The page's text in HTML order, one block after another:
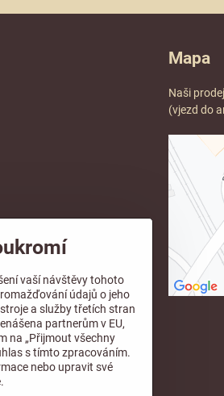
Mapa
Naši
(vjezd do
vaší návštěvy tohoto
údajů o jeho
a služby třetích stran
partnerům v EU,
na „Přijmout všechny
s tímto zpracováním.
nebo upravit své